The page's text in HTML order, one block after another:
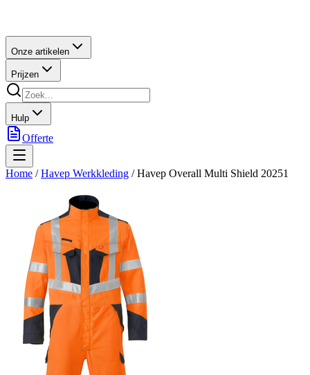
Onze artikelen
Prijzen
Hulp
Offerte
Home / Havep Werkkleding /Havep Overall Multi Shield 20251